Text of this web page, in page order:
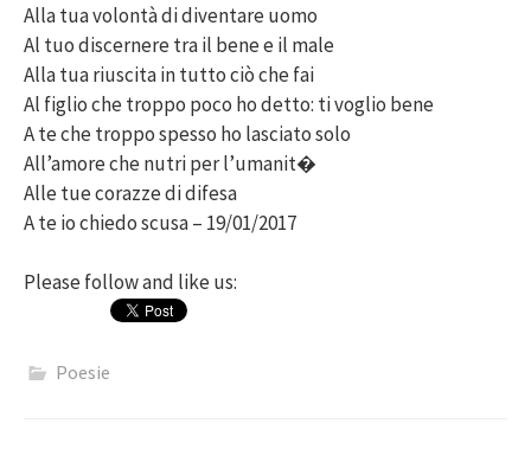
Alla tua volontà di diventare uomo
Al tuo discernere tra il bene e il male
Alla tua riuscita in tutto ciò che fai
Al figlio che troppo poco ho detto: ti voglio bene
A te che troppo spesso ho lasciato solo
All’amore che nutri per l’umanit�
Alle tue corazze di difesa
A te io chiedo scusa – 19/01/2017
Please follow and like us:
Poesie